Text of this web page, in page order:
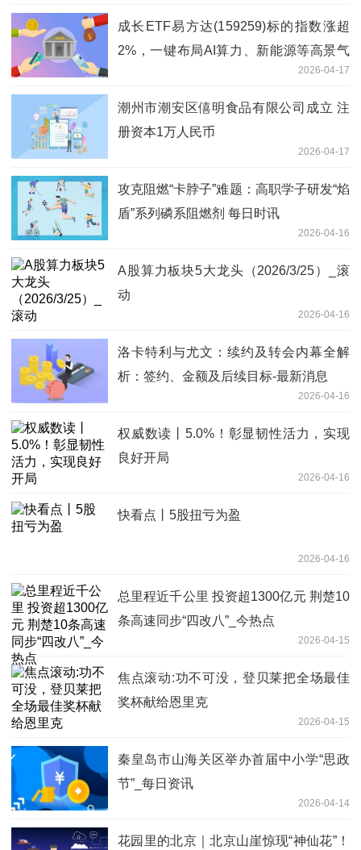
成长ETF易方达(159259)标的指数涨超
2%，一键布局AI算力、新能源等高景气
2026-04-17
潮州市潮安区僖明食品有限公司成立 注
册资本1万人民币
2026-04-17
攻克阻燃“卡脖子”难题：高职学子研发“焰
盾”系列磷系阻燃剂 每日时讯
2026-04-16
A股算力板块5大龙头（2026/3/25）_滚
动
2026-04-16
洛卡特利与尤文：续约及转会内幕全解
析：签约、金额及后续目标-最新消息
2026-04-16
权威数读丨5.0%！彰显韧性活力，实现
良好开局
2026-04-16
快看点丨5股扭亏为盈
2026-04-16
总里程近千公里 投资超1300亿元 荆楚10
条高速同步“四改八”_今热点
2026-04-15
焦点滚动:功不可没，登贝莱把全场最佳
奖杯献给恩里克
2026-04-15
秦皇岛市山海关区举办首届中小学“思政
节”_每日资讯
2026-04-14
花园里的北京｜北京山崖惊现“神仙花”！